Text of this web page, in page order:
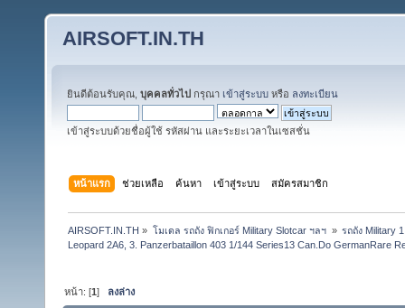
AIRSOFT.IN.TH
ยินดีต้อนรับคุณ, บุคคลทั่วไป กรุณา เข้าสู่ระบบ หรือ ลงทะเบียน
เข้าสู่ระบบด้วยชื่อผู้ใช้ รหัสผ่าน และระยะเวลาในเซสชั่น
หน้าแรก ช่วยเหลือ ค้นหา เข้าสู่ระบบ สมัครสมาชิก
AIRSOFT.IN.TH » โมเดล รถถัง ฟิกเกอร์ Military Slotcar ฯลฯ » รถถัง​ Military
Leopard 2A6, 3. Panzerbataillon 403 1/144 Series13 Can.Do GermanRare
หน้า: [1] ลงล่าง